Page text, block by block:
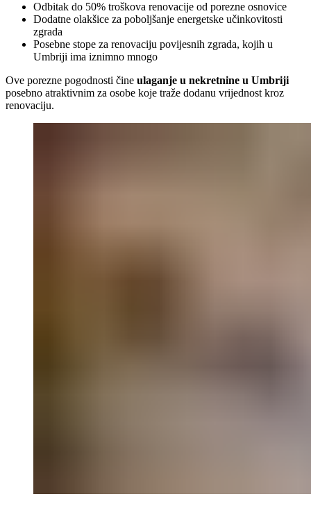
Odbitak do 50% troškova renovacije od porezne osnovice
Dodatne olakšice za poboljšanje energetske učinkovitosti
zgrada
Posebne stope za renovaciju povijesnih zgrada, kojih u
Umbriji ima iznimno mnogo
Ove porezne pogodnosti čine ulaganje u nekretnine u Umbriji
posebno atraktivnim za osobe koje traže dodanu vrijednost kroz
renovaciju.